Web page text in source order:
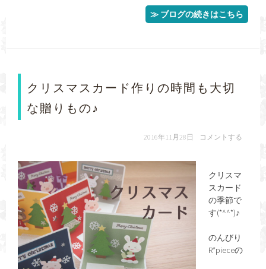
≫ ブログの続きはこちら
クリスマスカード作りの時間も大切
な贈りもの♪
2016年11月28日 コメントする
クリスマ
スカード
の季節で
す(*^^*)♪
のんびり
R*pieceの